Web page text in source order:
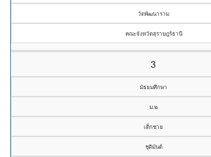
วัดพัฒนาราม
คณะจังหวัดสุราษฎร์ธานี
3
มัธยมศึกษา
ม.๒
เด็กชาย
ชุติมันต์